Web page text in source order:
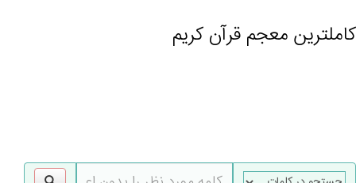
کاملترین معجم قرآن کریم